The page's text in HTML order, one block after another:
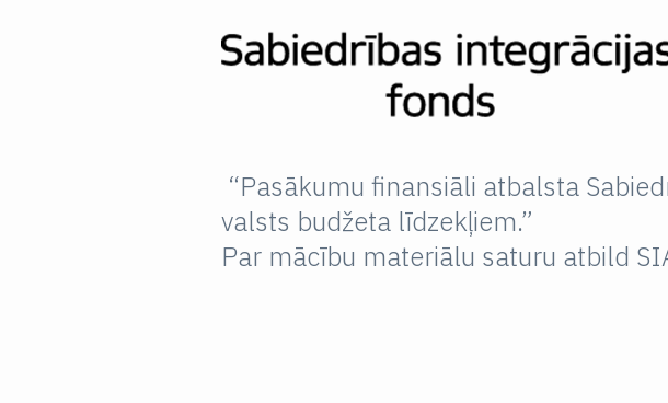
“Pasākumu finansiāli atbalsta
valsts budžeta līdzekļiem.”
Par mācību materiālu saturu atbild